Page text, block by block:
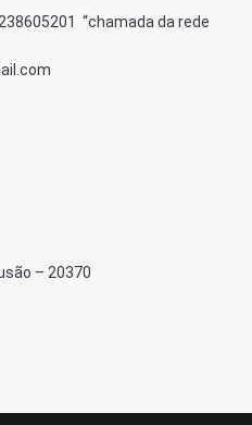
“chamada da rede
– 20370